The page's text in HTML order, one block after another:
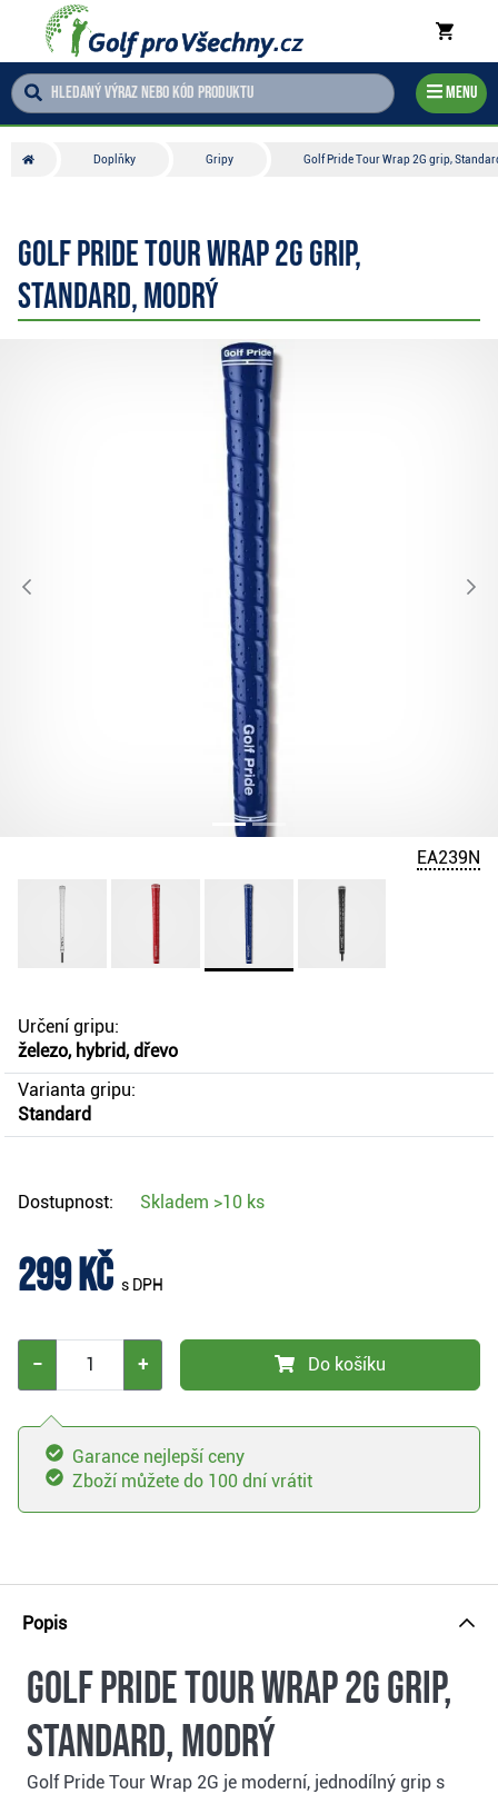
Menu
Doplňky Gripy Golf Pride Tour Wrap 2G grip,
Golf Pride Tour Wrap 2G grip,
Standard, modrý
EA239N
Určení gripu:
železo, hybrid, dřevo
Varianta gripu:
Standard
Dostupnost: Skladem >10 ks
299 Kč s DPH
− + Do košíku
Garance nejlepší ceny
Zboží můžete do 100 dní vrátit
Popis
Golf Pride Tour Wrap 2G grip,
standard, modrý
Golf Pride Tour Wrap 2G je moderní, jednodílný grip s